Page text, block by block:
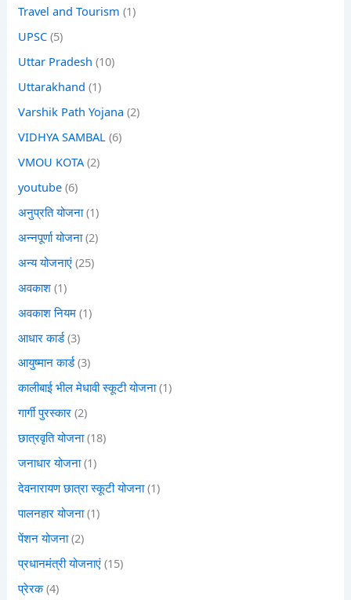
Travel and Tourism (1)
UPSC (5)
Uttar Pradesh (10)
Uttarakhand (1)
Varshik Path Yojana (2)
VIDHYA SAMBAL (6)
VMOU KOTA (2)
youtube (6)
अनुप्रति योजना(1)
अन्नपूर्णा योजना(2)
अन्य योजनाएं (25)
अवकाश (1)
अवकाश नियम (1)
आधार कार्ड(3)
आयुष्मान कार्ड(3)
कालीबाई भील मेधावी स्कूटी योजना(1)
गार्गी पुरस्कार (2)
छात्रवृति योजना(18)
जनाधार योजना(1)
देवनारायण छात्रा स्कूटी योजना(1)
पालनहार योजना(1)
पेंशन योजना(2)
प्रधानमंत्री योजनाएं (15)
प्रेरक(4)